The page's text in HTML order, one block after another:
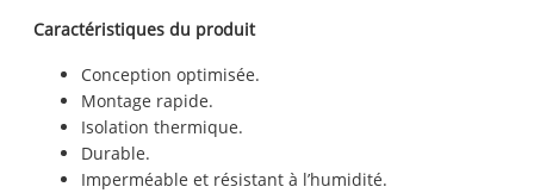
Caractéristiques du produit
Conception optimisée.
Montage rapide.
Isolation thermique.
Durable.
Imperméable et résistant à l’humidité.